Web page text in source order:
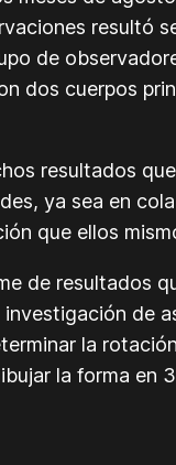
resultó
de
dos cuerpos
resultados
ya sea en
que ellos
de resultados
de
la
la forma en